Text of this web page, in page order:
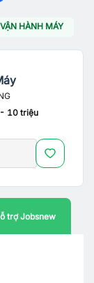
HÀNH MÁY
10 triệu
trợ Jobsnew